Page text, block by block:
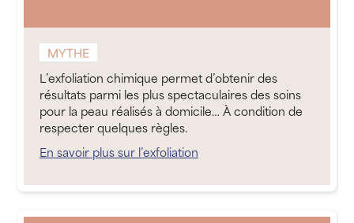
MYTHE
L’exfoliation chimique permet d’obtenir des
résultats parmi les plus spectaculaires des soins
pour la peau réalisés à domicile… À condition de
respecter quelques règles.
En savoir plus sur l’exfoliation